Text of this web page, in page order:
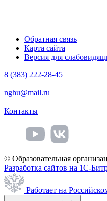
Обратная связь
Карта сайта
Версия для
8 (383) 222-28-45
nghu@mail.ru
Контакты
© Образовательная
Разработка сайтов на 1С-
Работает на